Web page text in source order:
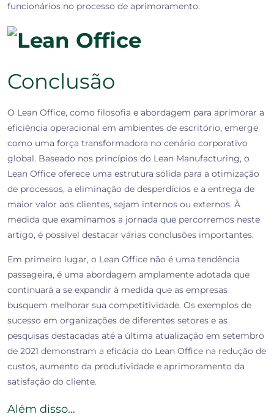
funcionários no processo de aprimoramento.
Conclusão
O Lean Office, como filosofia e abordagem para aprimorar a
eficiência operacional em ambientes de escritório, emerge
como uma força transformadora no cenário corporativo
global. Baseado nos princípios do Lean Manufacturing, o
Lean Office oferece uma estrutura sólida para a otimização
de processos, a eliminação de desperdícios e a entrega de
maior valor aos clientes, sejam internos ou externos. À
medida que examinamos a jornada que percorremos neste
artigo, é possível destacar várias conclusões importantes.
Em primeiro lugar, o Lean Office não é uma tendência
passageira, é uma abordagem amplamente adotada que
continuará a se expandir à medida que as empresas
busquem melhorar sua competitividade. Os exemplos de
sucesso em organizações de diferentes setores e as
pesquisas destacadas até a última atualização em setembro
de 2021 demonstram a eficácia do Lean Office na redução de
custos, aumento da produtividade e aprimoramento da
satisfação do cliente.
Além disso…